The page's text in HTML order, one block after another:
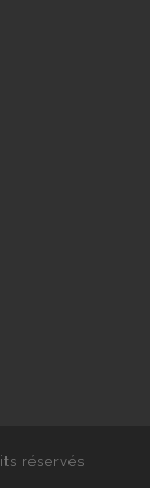
réservés